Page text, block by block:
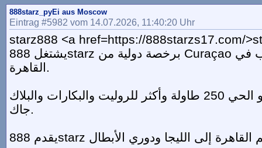
888starz_pyEi aus Moscow
Eintrag #5982 vom 14.07.2026, 11:40:20 Uhr
starz888 <a href=https://888starzs17.com/
يشتغل 888starz برخصة دولية من Curaçao تحمي حساب اللاعب في
القاهرة.
تشمل غرف الكازينو الحي 250 طاولة وأكثر للروليت والبكارات والبلاك
جاك.